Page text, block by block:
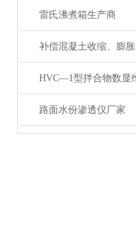
雷氏沸煮箱生产商
路面水份渗透仪厂家